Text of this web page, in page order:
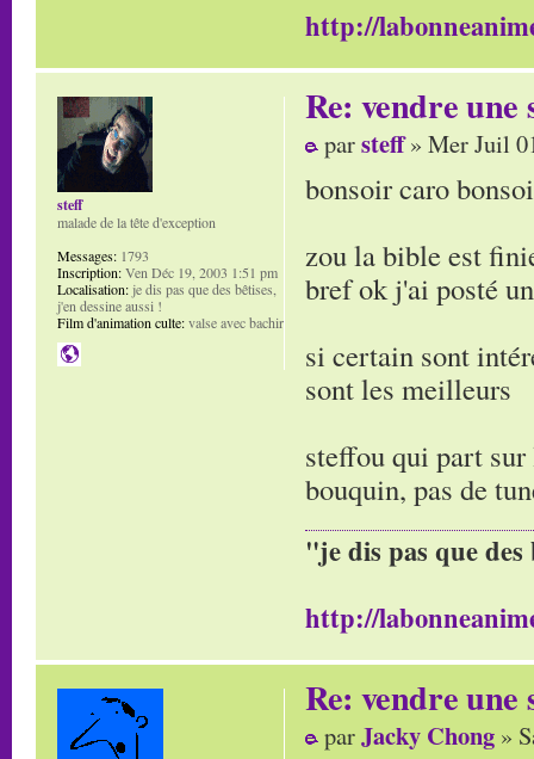
http://
Re: vendre une
parsteff» Mer Juil
bonsoir caro
zou la bible est
bref ok j'ai posté
si certain sont
sont les meilleurs
steffou qui part
bouquin, pas de
"je dis pas que
http://
steff
malade de la tête d'exception
Messages: 1793
Inscription:Ven Déc 19, 2003 1:51 pm
Localisation:je dis pas que des bêtises,
j'en dessine aussi !
Film d'animation culte:valse avec bachir
Re: vendre une
parJacky Chong »